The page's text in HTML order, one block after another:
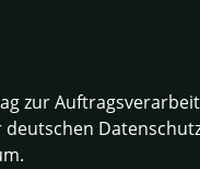
zur